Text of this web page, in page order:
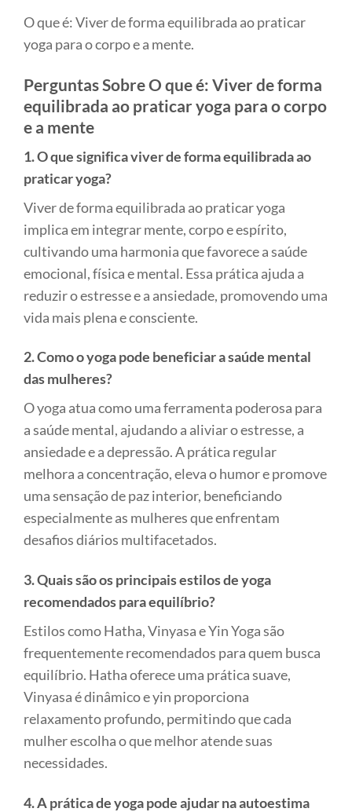
O que é: Viver de forma equilibrada ao praticar
yoga para o corpo e a mente.
Perguntas Sobre O que é: Viver de forma
equilibrada ao praticar yoga para o corpo
e a mente
1. O que significa viver de forma equilibrada ao
praticar yoga?
Viver de forma equilibrada ao praticar yoga
implica em integrar mente, corpo e espírito,
cultivando uma harmonia que favorece a saúde
emocional, física e mental. Essa prática ajuda a
reduzir o estresse e a ansiedade, promovendo uma
vida mais plena e consciente.
2. Como o yoga pode beneficiar a saúde mental
das mulheres?
O yoga atua como uma ferramenta poderosa para
a saúde mental, ajudando a aliviar o estresse, a
ansiedade e a depressão. A prática regular
melhora a concentração, eleva o humor e promove
uma sensação de paz interior, beneficiando
especialmente as mulheres que enfrentam
desafios diários multifacetados.
3. Quais são os principais estilos de yoga
recomendados para equilíbrio?
Estilos como Hatha, Vinyasa e Yin Yoga são
frequentemente recomendados para quem busca
equilíbrio. Hatha oferece uma prática suave,
Vinyasa é dinâmico e yin proporciona
relaxamento profundo, permitindo que cada
mulher escolha o que melhor atende suas
necessidades.
4. A prática de yoga pode ajudar na autoestima